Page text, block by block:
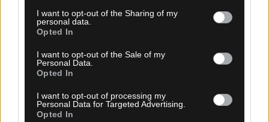
not limited to your visit or usage behaviour. You may click to
grant or deny consent to Google and its third-party tags to
use your data for below specified purposes in below Google
consent section.
I want to opt-out of the Sharing of my
personal data.
Opted In
I want to opt-out of the Sale of my
Personal Data.
Opted In
I want to opt-out of processing my
Personal Data for Targeted Advertising.
Opted In
06.08.2026, 23:40
Δίχως νίκη οι ελληνικές ομάδες στην Ευρώπη